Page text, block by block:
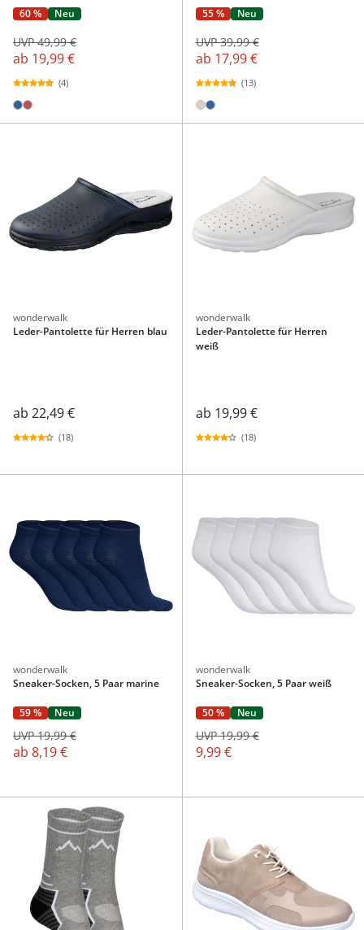
60 %
Neu
ab 19,99 €
UVP 49,99 €
(4)
55 %
Neu
ab 17,99 €
UVP 39,99 €
(13)
wonderwalk
Leder-Pantolette für Herren blau
ab 22,49 €
(18)
wonderwalk
Leder-Pantolette für Herren
weiß
ab 19,99 €
(18)
wonderwalk
Sneaker-Socken, 5 Paar marine
59 % Neu
ab 8,19 €
UVP 19,99 €
wonderwalk
Sneaker-Socken, 5 Paar weiß
50 % Neu
9,99 €
UVP 19,99 €